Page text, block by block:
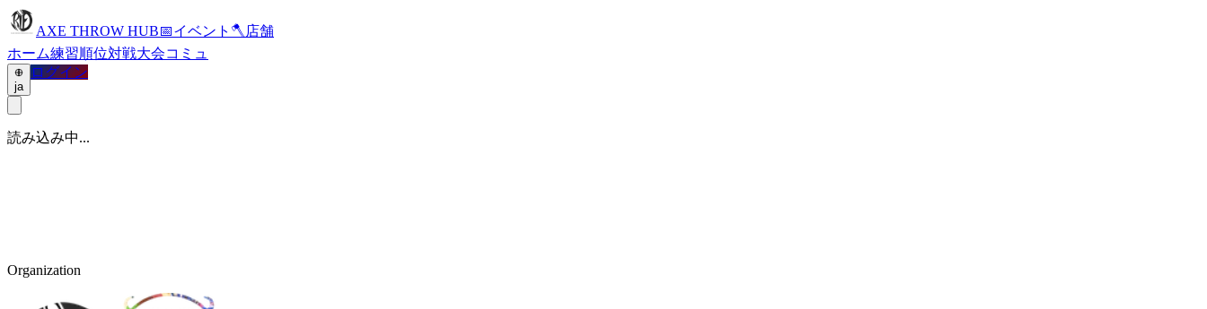
AXE THROW HUB📅イベント 🪓 店舗
ホーム練習順位対戦大会コミュ
ja
ログイン
読み込み中...
Organization